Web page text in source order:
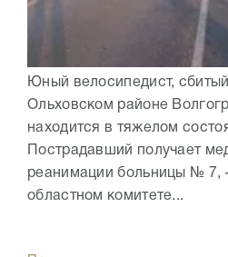
Юный велосипедист,
Ольховском районе
находится в тяжелом
Пострадавший получает
реанимации больницы № 7,
областном комитете...